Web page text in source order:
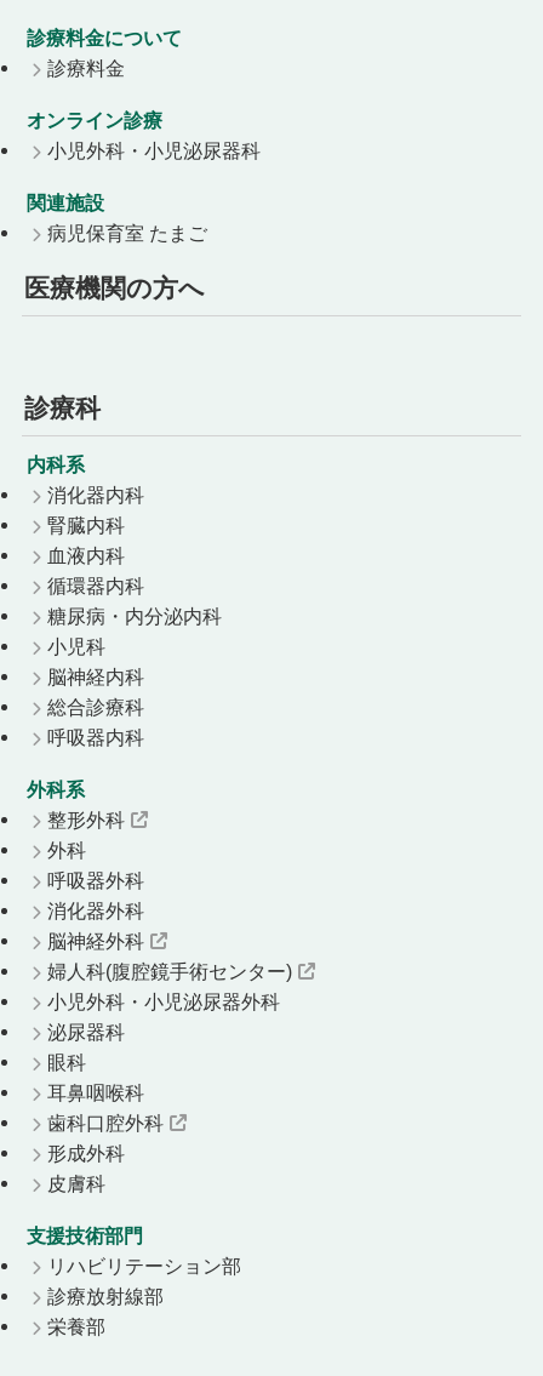
診療料金について
診療料金
オンライン診療
小児外科・小児泌尿器科
関連施設
病児保育室 たまご
医療機関の方へ
診療科
内科系
消化器内科
腎臓内科
血液内科
循環器内科
糖尿病・内分泌内科
小児科
脳神経内科
総合診療科
呼吸器内科
外科系
整形外科
外科
呼吸器外科
消化器外科
脳神経外科
婦人科(腹腔鏡手術センター)
小児外科・小児泌尿器外科
泌尿器科
眼科
耳鼻咽喉科
歯科口腔外科
形成外科
皮膚科
支援技術部門
リハビリテーション部
診療放射線部
栄養部